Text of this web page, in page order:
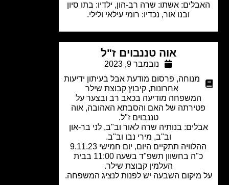
אשתו: שרה רב-הון, ילדיו: בתו סיון
ובנו אור, נכדיו: רומי עילאי ולילי.
אוה טננבוים ז"ל
נובמבר 9, 2023
מנוחה
פרסום מודעת אבל בעיתון ידיעות
אחרונות,קיבוץ קבוצת שילר
המשפחה מודיעה בכאב רב ובצער על
של האם והסבתא האהובה, אוה
טננבוים ז"ל.
בנותיה שרה לאור וב"ב, לני בר-און
וב"ב, מירי נבו וב"ב.
ההלוויה תתקיים היום, יום חמישי 9.11.23
כ"ה בחשוון תשפ"ד בשעה 11:00 בבית
העלמין קבוצת שילר.
מיקום השבעה יש לפנות לנציג המשפחה.